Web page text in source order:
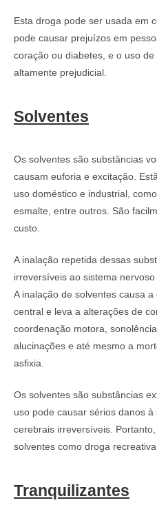
Esta droga pode ser usada em
pode causar prejuízos em
coração ou diabetes, e o uso
altamente prejudicial.
Solventes
Os solventes são substâncias
causam euforia e excitação.
uso doméstico e industrial,
esmalte, entre outros. São
custo.
A inalação repetida dessas
irreversíveis ao sistema
A inalação de solventes causa
central e leva a alterações de
coordenação motora,
alucinações e até mesmo a
asfixia.
Os solventes são substâncias
uso pode causar sérios danos
cerebrais irreversíveis.
solventes como droga recreativa.
Tranquilizantes